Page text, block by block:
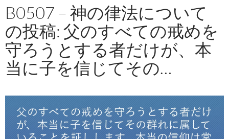
ン
ツ
へ
ス
キ
ッ
プ
B0507 – 神の律法について
の投稿: 父のすべての戒めを
守ろうとする者だけが、本
当に子を信じてその…